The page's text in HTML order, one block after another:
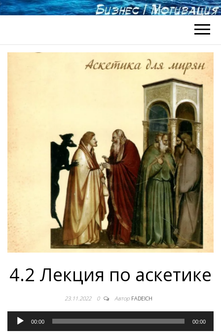
4.2 Лекция по аскетике
23.11.2022 0 Автор FADEICH
Аудиоплеер
00:00 00:00